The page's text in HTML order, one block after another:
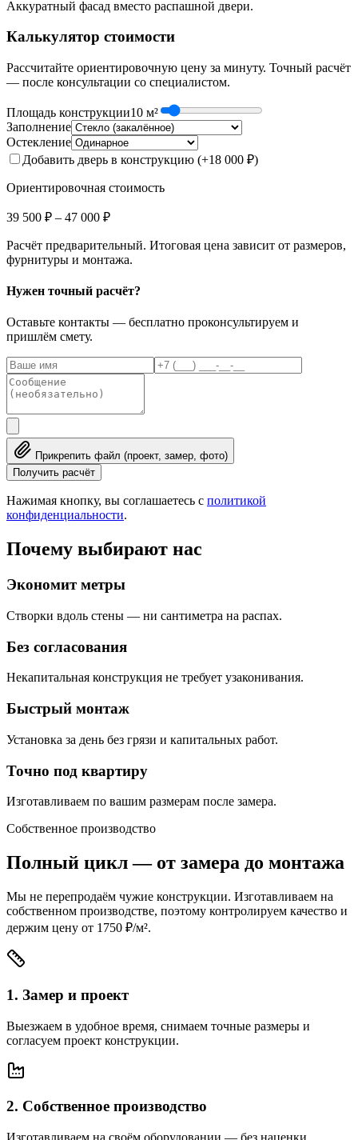
Аккуратный фасад вместо распашной двери.
Калькулятор стоимости
Рассчитайте ориентировочную цену за минуту. Точный расчёт
— после консультации со специалистом.
Площадь конструкции10 м²
Заполнение
Остекление
Добавить дверь в конструкцию (+18 000 ₽)
Ориентировочная стоимость
39 500 ₽ – 47 000 ₽
Расчёт предварительный. Итоговая цена зависит от размеров,
фурнитуры и монтажа.
Нужен точный расчёт?
Оставьте контакты — бесплатно проконсультируем и
пришлём смету.
Прикрепить файл (проект, замер, фото)
Получить расчёт
Нажимая кнопку, вы соглашаетесь с политикой
конфиденциальности.
Почему выбирают нас
Экономит метры
Створки вдоль стены — ни сантиметра на распах.
Без согласования
Некапитальная конструкция не требует узаконивания.
Быстрый монтаж
Установка за день без грязи и капитальных работ.
Точно под квартиру
Изготавливаем по вашим размерам после замера.
Собственное производство
Полный цикл — от замера до монтажа
Мы не перепродаём чужие конструкции. Изготавливаем на
собственном производстве, поэтому контролируем качество и
держим цену от 1750 ₽/м².
1. Замер и проект
Выезжаем в удобное время, снимаем точные размеры и
согласуем проект конструкции.
2. Собственное производство
Изготавливаем на своём оборудовании — без наценки